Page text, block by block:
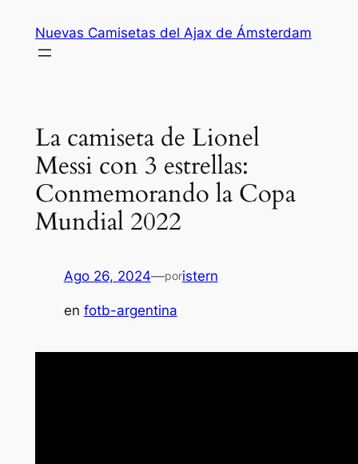
contenido
Nuevas Camisetas del Ajax de Ámsterdam
La camiseta de Lionel
Messi con 3 estrellas:
Conmemorando la Copa
Mundial 2022
Ago 26, 2024—poristern
en fotb-argentina